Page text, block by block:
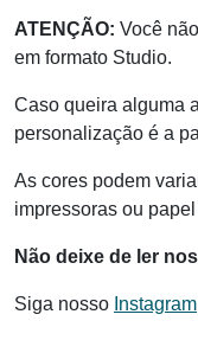
ATENÇÃO: Você
em formato Studio.
Caso queira alguma
personalização é a
As cores podem
impressoras ou
Não deixe de ler
Siga nosso Instagram